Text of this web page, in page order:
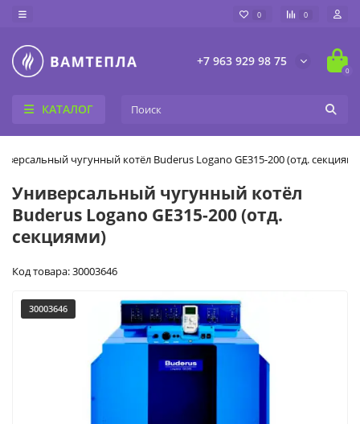
0 0
+7 963 929 98 75
0
КАТАЛОГ
чугунный котёл Buderus Logano GE315-200 (отд.
Универсальный чугунный котёл
Buderus Logano GE315-200 (отд.
секциями)
Код товара: 30003646
30003646